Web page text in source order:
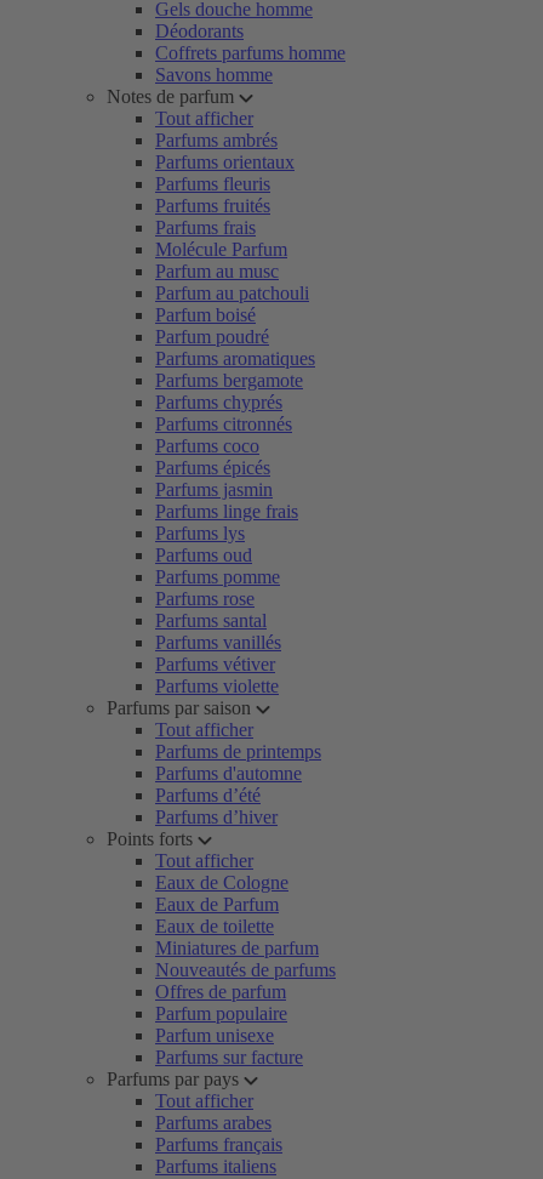
Gels douche homme
Déodorants
Coffrets parfums homme
Savons homme
Notes de parfum
Tout afficher
Parfums ambrés
Parfums orientaux
Parfums fleuris
Parfums fruités
Parfums frais
Molécule Parfum
Parfum au musc
Parfum au patchouli
Parfum boisé
Parfum poudré
Parfums aromatiques
Parfums bergamote
Parfums chyprés
Parfums citronnés
Parfums coco
Parfums épicés
Parfums jasmin
Parfums linge frais
Parfums lys
Parfums oud
Parfums pomme
Parfums rose
Parfums santal
Parfums vanillés
Parfums vétiver
Parfums violette
Parfums par saison
Tout afficher
Parfums de printemps
Parfums d'automne
Parfums d’été
Parfums d’hiver
Points forts
Tout afficher
Eaux de Cologne
Eaux de Parfum
Eaux de toilette
Miniatures de parfum
Nouveautés de parfums
Offres de parfum
Parfum populaire
Parfum unisexe
Parfums sur facture
Parfums par pays
Tout afficher
Parfums arabes
Parfums français
Parfums italiens